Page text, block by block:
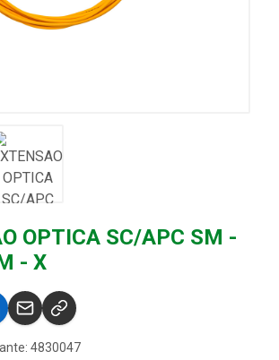
OPTICA SC/APC SM -
- X
4830047